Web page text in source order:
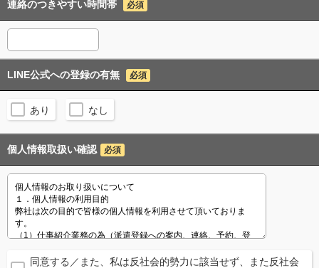
連絡のつきやすい時間帯 必須
LINE公式への登録の有無 必須
あり なし
個人情報取扱い確認 必須
同意する／また、私は反社会的勢力に該当せず、また反社会